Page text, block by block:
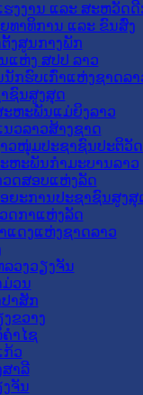
ຮງງານ ແລະ ສະຫວັດ
ທາທິການ ແລະ ຂົນສົ່ງ
ງສູນກາງພັກ
ແຫ່ງ ສປປ ລາວ
ກຮົບເກົ່າແຫ່ງຊາດລາ
ຊົນສູງສຸດ
ະຫະພັນແມ່ຍິງລາວ
ວລາວສ້າງຊາດ
ວໜຸ່ມປະຊາຊົນປະຕິວັ
ຫະພັນກຳມະບານລາວ
ວດສອບແຫ່ງລັດ
ອຍະການປະຊາຊົນສູງສຸ
ດກາແຫ່ງລັດ
ແດງແຫ່ງຊາດລາວ
ວງວຽງຈັນ
ມ່ວນ
າສັກ
ຂວາງ
າໄຊ
ກ້ວ
ສາລີ
ຈັນ